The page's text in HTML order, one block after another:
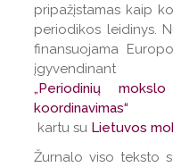
pripažįstamas kaip
periodikos leidinys.
finansuojama
„Periodinių
koordinavimas“
kartu su Lietuvos
Žurnalo viso teksto